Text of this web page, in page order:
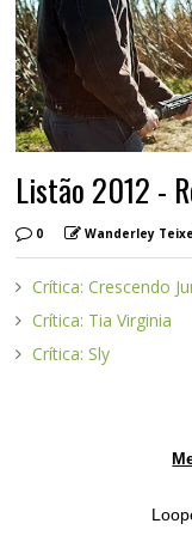
Listão 2012 -
0 Wanderley
Crítica: Crescendo
Crítica: Tia Virginia
Crítica: Sly